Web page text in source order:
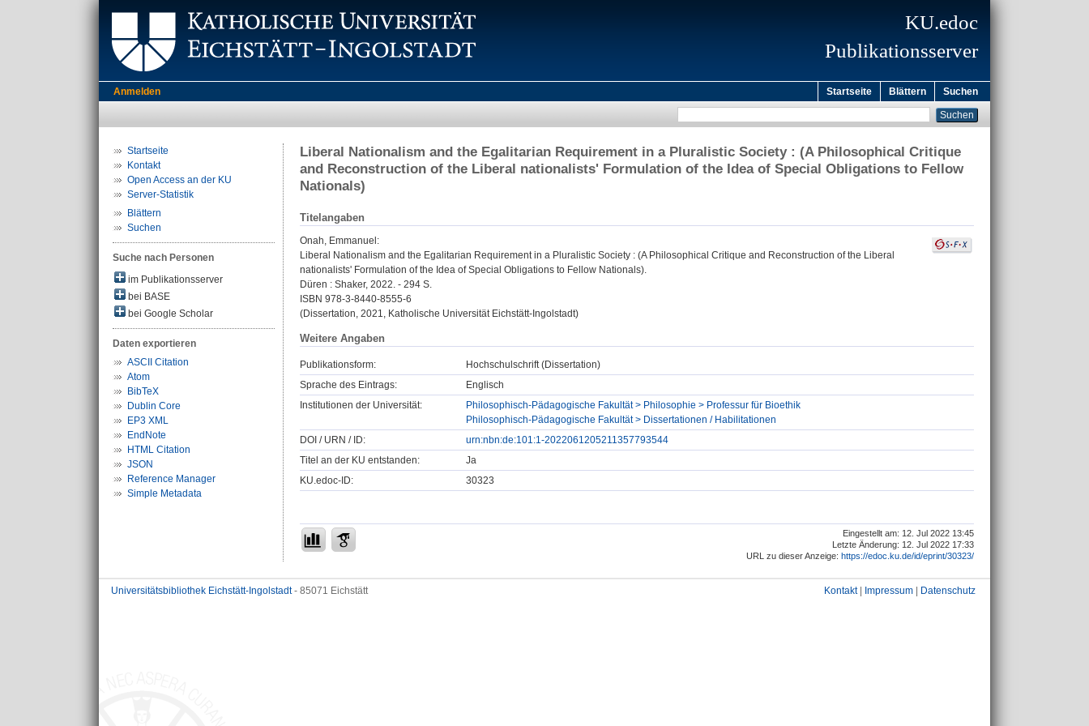
KU.edoc
Publikationsserver
Anmelden Startseite Blättern Suchen
Startseite
Kontakt
Open Access an der KU
Server-Statistik
Blättern
Suchen
Suche nach Personen
im Publikationsserver
bei BASE
bei Google Scholar
Daten exportieren
ASCII Citation
Atom
BibTeX
Dublin Core
EP3 XML
EndNote
HTML Citation
JSON
Reference Manager
Simple Metadata
Liberal Nationalism and the Egalitarian Requirement in a Pluralistic Society : (A Philosophical Critique
and Reconstruction of the Liberal nationalists' Formulation of the Idea of Special Obligations to Fellow
Nationals)
Titelangaben
Onah, Emmanuel :
Liberal Nationalism and the Egalitarian Requirement in a Pluralistic Society : (A Philosophical Critique and Reconstruction of the Liberal
nationalists' Formulation of the Idea of Special Obligations to Fellow Nationals).
Düren : Shaker, 2022. - 294 S.
ISBN 978-3-8440-8555-6
(Dissertation, 2021, Katholische Universität Eichstätt-Ingolstadt)
Weitere Angaben
Publikationsform:
Hochschulschrift (Dissertation)
Sprache des Eintrags:
Englisch
Institutionen der Universität:
Philosophisch-Pädagogische Fakultät > Philosophie > Professur für Bioethik
Philosophisch-Pädagogische Fakultät > Dissertationen / Habilitationen
DOI / URN / ID:
urn:nbn:de:101:1-2022061205211357793544
Titel an der KU entstanden:
Ja
KU.edoc-ID:
30323
Eingestellt am: 12. Jul 2022 13:45
Letzte Änderung: 12. Jul 2022 17:33
URL zu dieser Anzeige: https://edoc.ku.de/id/eprint/30323/
Universitätsbibliothek Eichstätt-Ingolstadt- 85071 Eichstätt Kontakt| Impressum Datenschutz